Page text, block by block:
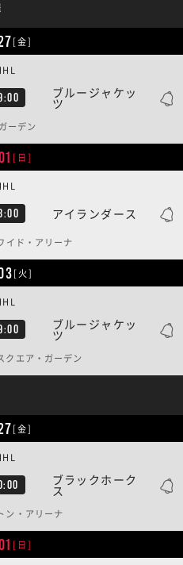
[金]
ブルージャケッ
ツ
ーデン
[日]
アイランダース
イド・アリーナ
[火]
ブルージャケッ
ツ
クエア・ガーデン
[金]
ブラックホーク
ス
ン・アリーナ
[日]